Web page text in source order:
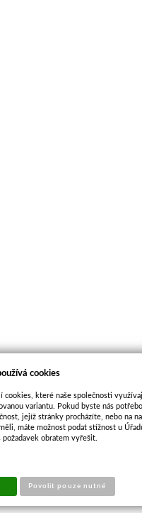
cookies
cookies, které naše společnosti
variantu. Pokud byste nás
jejíž stránky procházíte, nebo na
máte možnost podat stížnost u
požadavek obratem vyřešit.
Povolit pouze nutné